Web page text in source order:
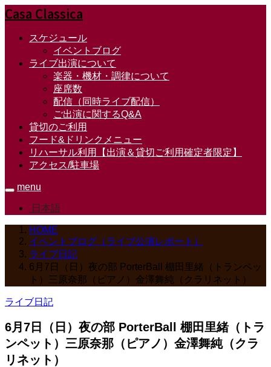
Casa Classica
スケジュール
イベントブログ
ライブ出演について
楽器・機材・調律について
座席数
配信（同時ライブ配信）
ご出演に関するQ&A
貸切のご利用
フード&ドリンクメニュー
リハーサル利用【出演＆貸切ご利用確定者限定】
アクセス/駐車場
menu
日本語
HOME
イベントブログ（ライブ公演レポート）
ライブ日記
6月7日（日）夜の部 PorterBall 棚田里緒（トランペッ
ト）三原奈那（ピアノ）金澤舞純（クラリネット）
ライブ日記
6月7日（日）夜の部 PorterBall 棚田里緒（トラ
ンペット）三原奈那（ピアノ）金澤舞純（クラ
リネット）